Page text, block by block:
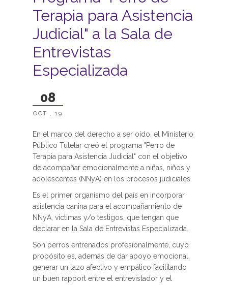
Terapia para Asistencia
Judicial" a la Sala de
Entrevistas
Especializada
08
OCT , 19
En el marco del derecho a ser oído, el Ministerio
Público Tutelar creó el programa "Perro de
Terapia para Asistencia Judicial" con el objetivo
de acompañar emocionalmente a niñas, niños y
adolescentes (NNyA) en los procesos judiciales.
Es el primer organismo del país en incorporar
asistencia canina para el acompañamiento de
NNyA, víctimas y/o testigos, que tengan que
declarar en la Sala de Entrevistas Especializada.
Son perros entrenados profesionalmente, cuyo
propósito es, además de dar apoyo emocional,
generar un lazo afectivo y empático facilitando
un buen rapport entre el entrevistador y el